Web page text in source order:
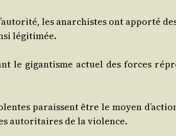
les anar­chistes ont appor­té
légitimée.
le gigan­tisme actuel des forces
paraissent être le moyen
auto­ri­taires de la violence.